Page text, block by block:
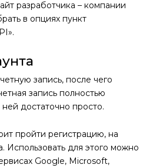
разработчика – компании
в опциях пункт
запись, после чего
запись полностью
достаточно просто.
пройти регистрацию, на
Использовать для этого можно
Google, Microsoft,